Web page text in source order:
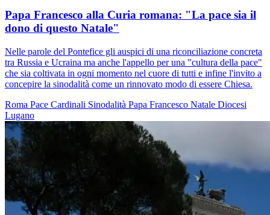
Papa Francesco alla Curia romana: "La pace sia il
dono di questo Natale"
Nelle parole del Pontefice gli auspici di una riconciliazione concreta
tra Russia e Ucraina ma anche l'appello per una "cultura della pace"
che sia coltivata in ogni momento nel cuore di tutti e infine l'invito a
concepire la sinodalità come un rinnovato modo di essere Chiesa.
Roma Pace Cardinali Sinodalità Papa Francesco Natale Diocesi
Lugano